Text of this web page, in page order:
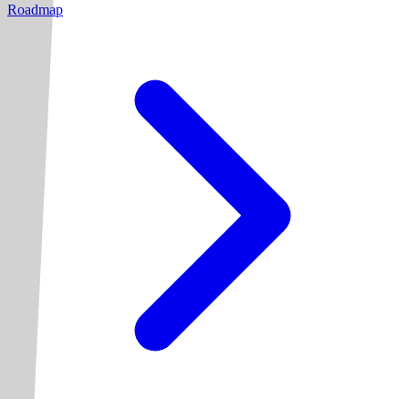
Roadmap